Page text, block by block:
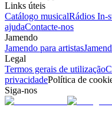
Links úteis
Catálogo musicalRádios In-
ajudaContacte-nos
Jamendo
Jamendo para artistas
Legal
Termos gerais de utilização
privacidadePolítica de
Siga-nos